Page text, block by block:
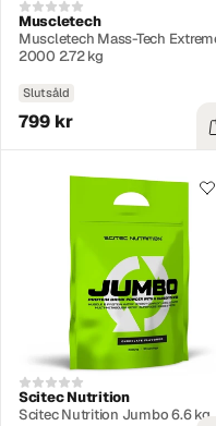
Muscletech
Muscletech Mass-Tech
2000 2.72 kg
Slutsåld
799 kr
Scitec Nutrition
Scitec Nutrition Jumbo 6.6 kg